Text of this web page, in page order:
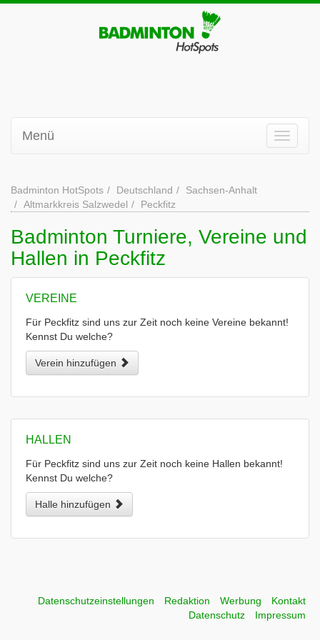
Menü
Badminton HotSpots Deutschland
Sachsen-Anhalt
Altmarkkreis Salzwedel
Peckfitz
Badminton Turniere, Vereine und
Hallen in Peckfitz
VEREINE
Für Peckfitz sind uns zur Zeit noch keine Vereine bekannt!
Kennst Du welche?
Verein hinzufügen
HALLEN
Für Peckfitz sind uns zur Zeit noch keine Hallen bekannt!
Kennst Du welche?
Halle hinzufügen
Datenschutzeinstellungen Redaktion Werbung
Kontakt
Datenschutz
Impressum